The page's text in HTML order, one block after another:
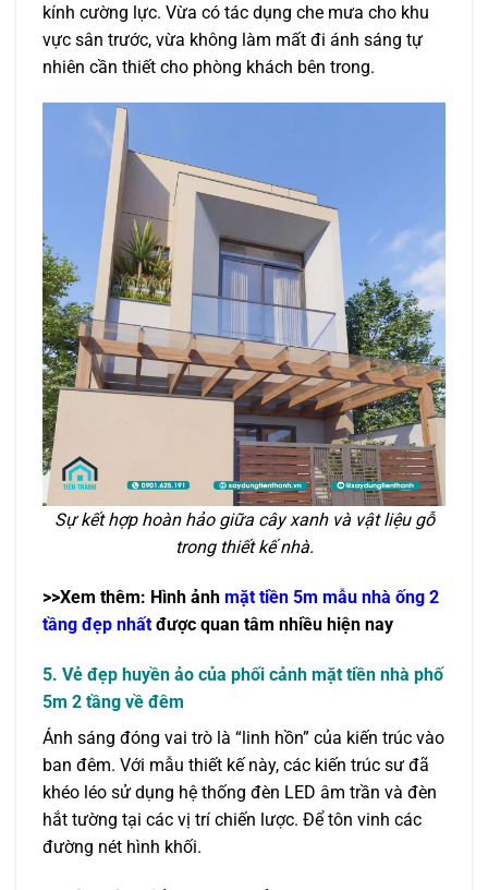
kính cường lực. Vừa có tác dụng che mưa cho khu
vực sân trước, vừa không làm mất đi ánh sáng tự
nhiên cần thiết cho phòng khách bên trong.
Sự kết hợp hoàn hảo giữa cây xanh và vật liệu gỗ
trong thiết kế nhà.
>>Xem thêm: Hình ảnh mặt tiền 5m mẫu nhà ống 2
tầng đẹp nhất được quan tâm nhiều hiện nay
5. Vẻ đẹp huyền ảo của phối cảnh mặt tiền nhà phố
5m 2 tầng về đêm
Ánh sáng đóng vai trò là “linh hồn” của kiến trúc vào
ban đêm. Với mẫu thiết kế này, các kiến trúc sư đã
khéo léo sử dụng hệ thống đèn LED âm trần và đèn
hắt tường tại các vị trí chiến lược. Để tôn vinh các
đường nét hình khối.